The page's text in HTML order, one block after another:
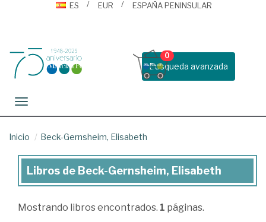
ES
EUR ESPAÑA PENINSULAR
Busqueda avanzada
0
Toggle navigation
Inicio Beck-Gernsheim, Elisabeth
Libros
Beck-
Libros de Beck-Gernsheim, Elisabeth
Mostrando libros encontrados. 1 páginas.